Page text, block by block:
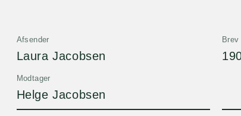
Afsender
Laura Jacobsen
Brev
Modtager
Helge Jacobsen